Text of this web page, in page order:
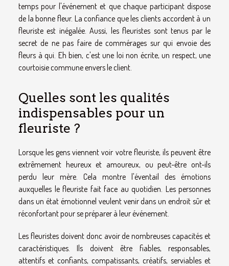
temps pour l'événement et que chaque participant dispose
de la bonne fleur. La confiance que les clients accordent à un
fleuriste est inégalée. Aussi, les fleuristes sont tenus par le
secret de ne pas faire de commérages sur qui envoie des
fleurs à qui. Eh bien, c'est une loi non écrite, un respect, une
courtoisie commune envers le client.
Quelles sont les qualités
indispensables pour un
fleuriste ?
Lorsque les gens viennent voir votre fleuriste, ils peuvent être
extrêmement heureux et amoureux, ou peut-être ont-ils
perdu leur mère. Cela montre l'éventail des émotions
auxquelles le fleuriste fait face au quotidien. Les personnes
dans un état émotionnel veulent venir dans un endroit sûr et
réconfortant pour se préparer à leur événement.
Les fleuristes doivent donc avoir de nombreuses capacités et
caractéristiques. Ils doivent être fiables, responsables,
attentifs et confiants, compatissants, créatifs, serviables et